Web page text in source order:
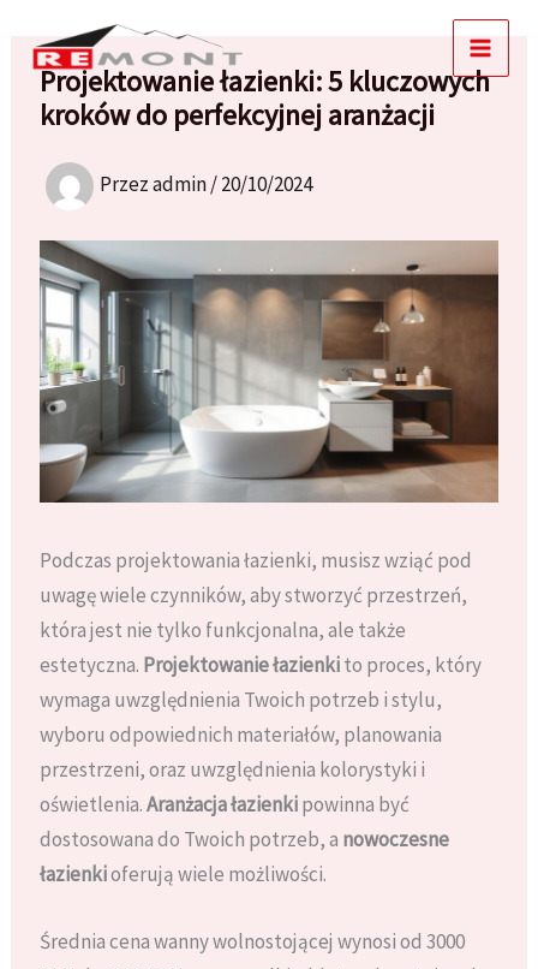
treściProjektowanie łazienki: 5 kluczowych
kroków do perfekcyjnej aranżacji
Przezadmin/20/10/2024
Podczas projektowania łazienki, musisz wziąć pod
uwagę wiele czynników, aby stworzyć przestrzeń,
która jest nie tylko funkcjonalna, ale także
estetyczna. Projektowanie łazienkito proces, który
wymaga uwzględnienia Twoich potrzeb i stylu,
wyboru odpowiednich materiałów, planowania
przestrzeni, oraz uwzględnienia kolorystyki i
oświetlenia.Aranżacja łazienkipowinna być
dostosowana do Twoich potrzeb, a nowoczesne
łazienkioferują wiele możliwości.
Średnia cena wanny wolnostojącej wynosi od 3000